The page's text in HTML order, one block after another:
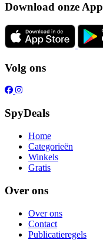
Download onze App
Volg ons
SpyDeals
Home
Categorieën
Winkels
Gratis
Over ons
Over ons
Contact
Publicatieregels